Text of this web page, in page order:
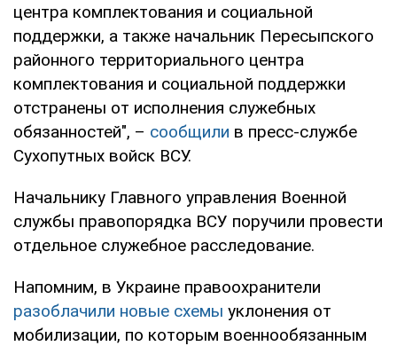
центра комплектования и социальной
поддержки, а также начальник Пересыпского
районного территориального центра
комплектования и социальной поддержки
отстранены от исполнения служебных
обязанностей", – сообщили в пресс-службе
Сухопутных войск ВСУ.
Начальнику Главного управления Военной
службы правопорядка ВСУ поручили провести
отдельное служебное расследование.
Напомним, в Украине правоохранители
разоблачили новые схемы уклонения от
мобилизации, по которым военнообязанным